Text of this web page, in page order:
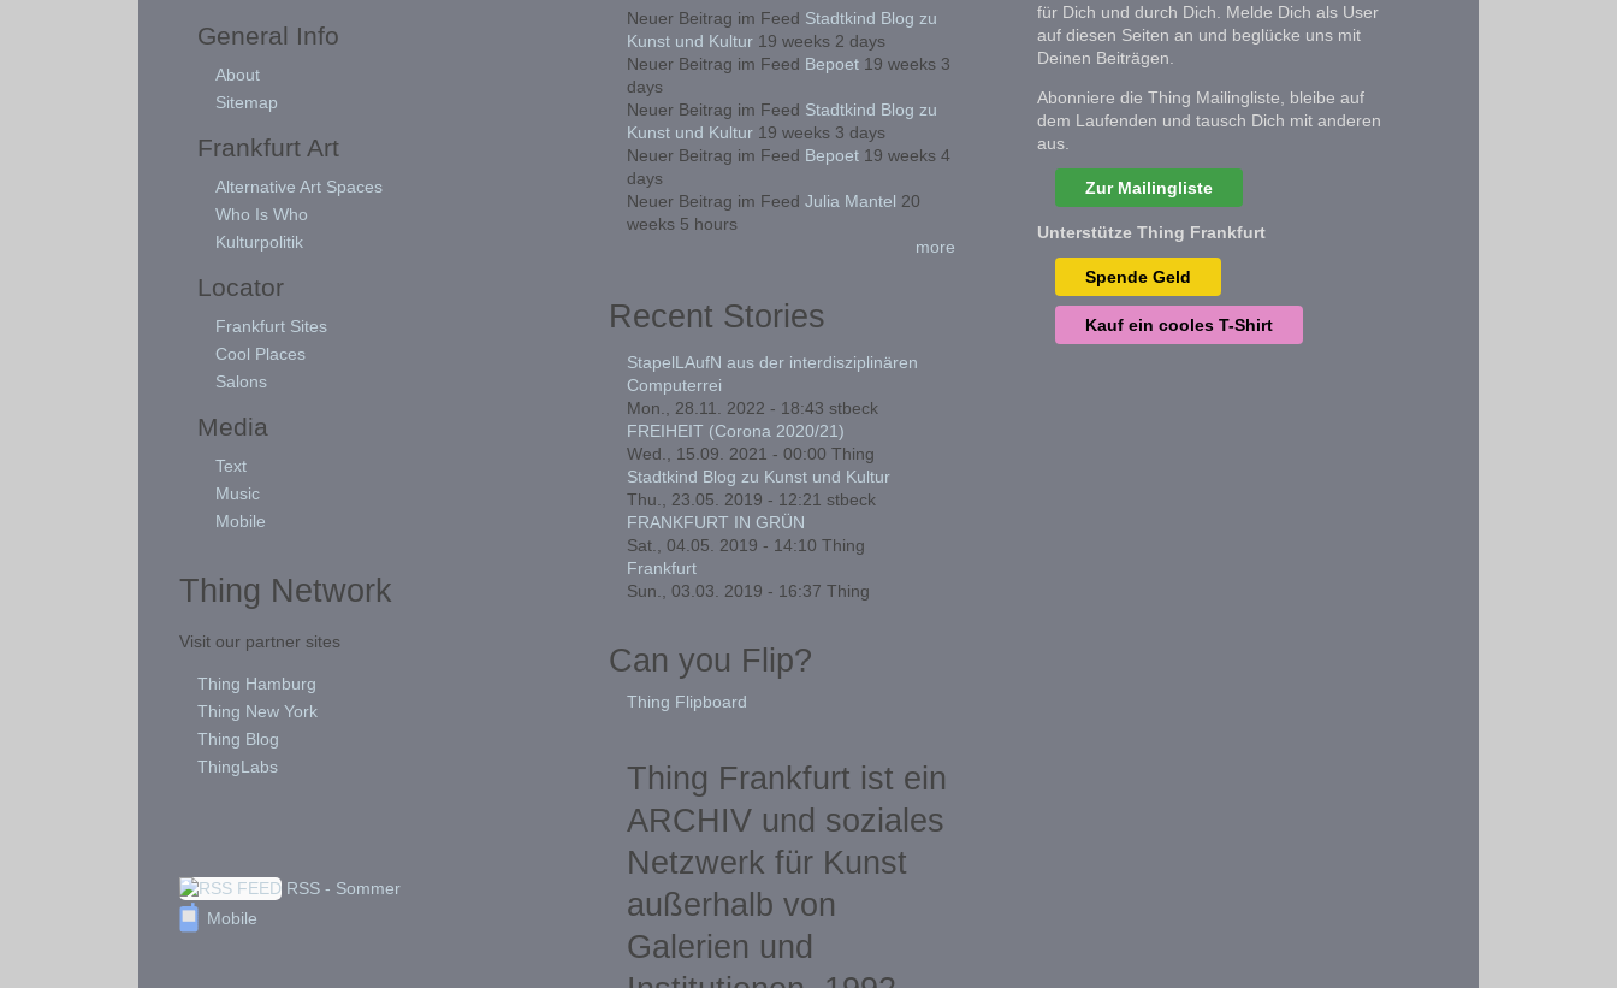
General Info
About
Sitemap
Frankfurt Art
Alternative Art Spaces
Who Is Who
Kulturpolitik
Locator
Frankfurt Sites
Cool Places
Salons
Media
Text
Music
Mobile
Thing Network
Visit our partner sites
Thing Hamburg
Thing New York
Thing Blog
ThingLabs
RSS - Sommer
Mobile
Neuer Beitrag im Feed Stadtkind Blog zu
Kunst und Kultur19 weeks 2 days
Neuer Beitrag im Feed Bepoet19 weeks 3
days
Neuer Beitrag im Feed Stadtkind Blog zu
Kunst und Kultur19 weeks 3 days
Neuer Beitrag im Feed Bepoet19 weeks 4
days
Neuer Beitrag im Feed Julia Mantel 20
weeks 5 hours
more
Recent Stories
StapelLAufN aus der interdisziplinären
Computerrei
Mon., 28.11. 2022 - 18:43 stbeck
FREIHEIT (Corona 2020/21)
Wed., 15.09. 2021 - 00:00 Thing
Stadtkind Blog zu Kunst und Kultur
Thu., 23.05. 2019 - 12:21 stbeck
FRANKFURT IN GRÜN
Sat., 04.05. 2019 - 14:10 Thing
Frankfurt
Sun., 03.03. 2019 - 16:37 Thing
Can you Flip?
Thing Flipboard
Thing Frankfurt ist ein
ARCHIV und soziales
Netzwerk für Kunst
außerhalb von
Galerien und
für Dich und durch Dich. Melde Dich als User
auf diesen Seiten an und beglücke uns mit
Deinen Beiträgen.
Abonniere die Thing Mailingliste, bleibe auf
dem Laufenden und tausch Dich mit anderen
aus.
Zur Mailingliste
Unterstütze Thing Frankfurt
Spende Geld
Kauf ein cooles T-Shirt